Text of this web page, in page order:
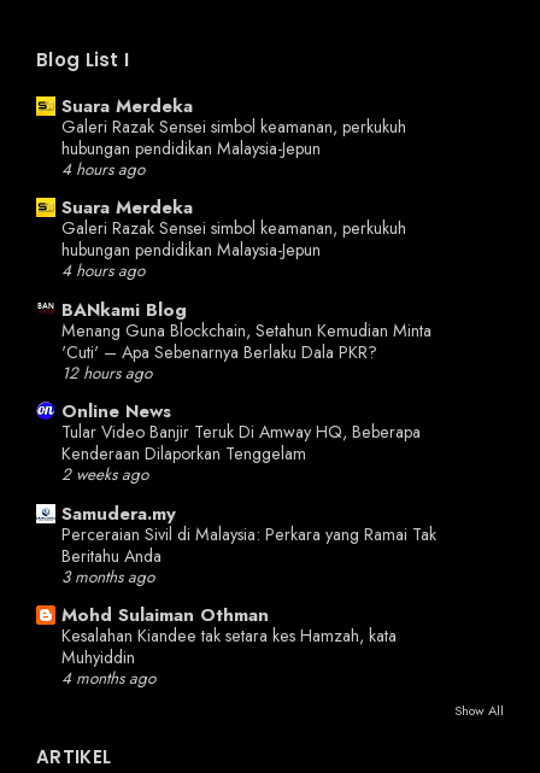
Blog List I
Suara Merdeka
Galeri Razak Sensei simbol keamanan, perkukuh
hubungan pendidikan Malaysia-Jepun
4 hours ago
Suara Merdeka
Galeri Razak Sensei simbol keamanan, perkukuh
hubungan pendidikan Malaysia-Jepun
4 hours ago
BANkami Blog
Menang Guna Blockchain, Setahun Kemudian Minta
'Cuti' – Apa Sebenarnya Berlaku Dala PKR?
12 hours ago
Online News
Tular Video Banjir Teruk Di Amway HQ, Beberapa
Kenderaan Dilaporkan Tenggelam
2 weeks ago
Samudera.my
Perceraian Sivil di Malaysia: Perkara yang Ramai Tak
Beritahu Anda
3 months ago
Mohd Sulaiman Othman
Kesalahan Kiandee tak setara kes Hamzah, kata
Muhyiddin
4 months ago
Show All
ARTIKEL